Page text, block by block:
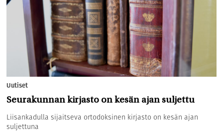
Uutiset
Seurakunnan kirjasto on kesän ajan suljettu
Liisankadulla sijaitseva ortodoksinen kirjasto on kesän ajan
suljettuna